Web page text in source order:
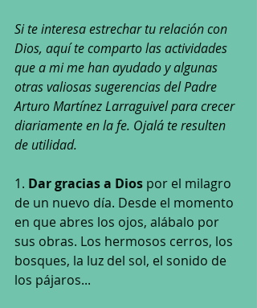
Si te interesa estrechar tu relación con
Dios, aquí te comparto las actividades
que a mi me han ayudado y algunas
otras valiosas sugerencias del Padre
Arturo Martínez Larraguivel para crecer
diariamente en la fe. Ojalá te resulten
de utilidad.
1. Dar gracias a Dios por el milagro
de un nuevo día. Desde el momento
en que abres los ojos, alábalo por
sus obras. Los hermosos cerros, los
bosques, la luz del sol, el sonido de
los pájaros...